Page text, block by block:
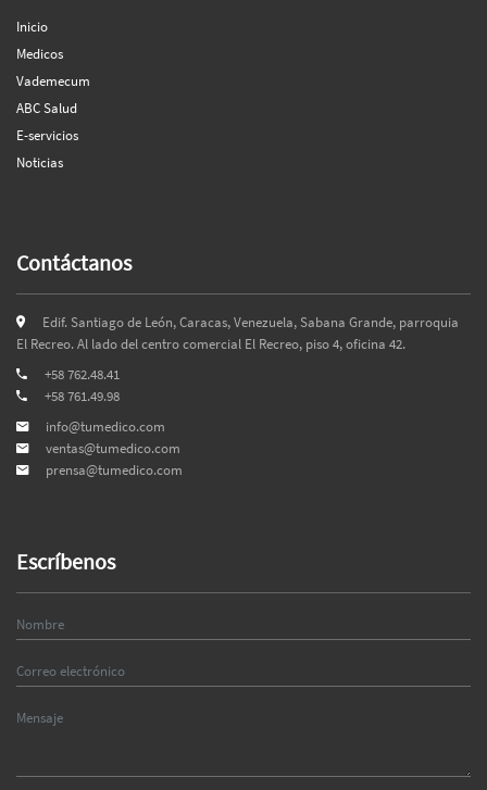
Inicio
Medicos
Vademecum
ABC Salud
E-servicios
Noticias
Contáctanos
Edif. Santiago de León, Caracas, Venezuela, Sabana Grande, parroquia
El Recreo. Al lado del centro comercial El Recreo, piso 4, oficina 42.
+58 762.48.41
+58 761.49.98
info@tumedico.com
ventas@tumedico.com
prensa@tumedico.com
Escríbenos